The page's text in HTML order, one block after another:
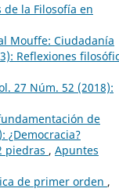
de la Filosofía en
Mouffe: Ciudadanía
Reflexiones
27 Núm. 52 (2018):
de
¿Democracia?
piedras , Apuntes
de primer orden ,